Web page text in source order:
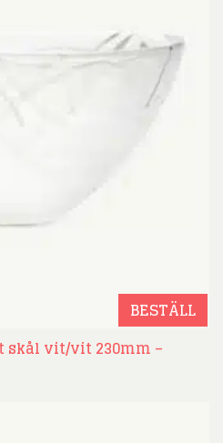
BESTÄLL
skål vit/vit 230mm –